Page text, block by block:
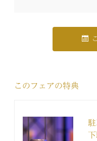
このフェアの特典
下